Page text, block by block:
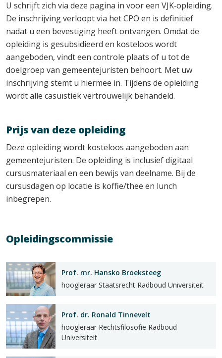
U schrijft zich via deze pagina in voor een VJK‑opleiding.
De inschrijving verloopt via het CPO en is definitief
nadat u een bevestiging heeft ontvangen. Omdat de
opleiding is gesubsidieerd en kosteloos wordt
aangeboden, vindt een controle plaats of u tot de
doelgroep van gemeentejuristen behoort. Met uw
inschrijving stemt u hiermee in. Tijdens de opleiding
wordt alle casuïstiek vertrouwelijk behandeld.
Prijs van deze opleiding
Deze opleiding wordt kosteloos aangeboden aan
gemeentejuristen. De opleiding is inclusief digitaal
cursusmateriaal en een bewijs van deelname. Bij de
cursusdagen op locatie is koffie/thee en lunch
inbegrepen.
Opleidingscommissie
Prof. mr. Hansko Broeksteeg
hoogleraar Staatsrecht Radboud Universiteit
Prof. dr. Ronald Tinnevelt
hoogleraar Rechtsfilosofie Radboud
Universiteit